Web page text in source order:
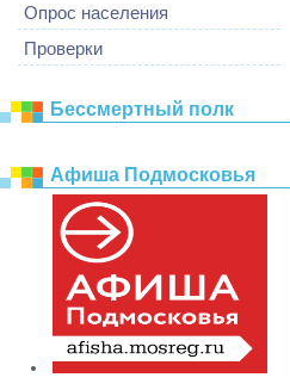
Опрос населения
Проверки
Бессмертный полк
Афиша Подмосковья